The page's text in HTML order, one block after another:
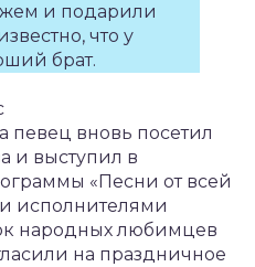
и подарили
что у
брат.
певец вновь посетил
и выступил в
«Песни от всей
исполнителями
народных любимцев
на праздничное